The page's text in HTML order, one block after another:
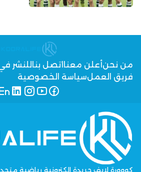
من نحنأعلن معنا اتصل بنا للنشر
فريق العملسياسة الخصوصية
كووورة لايف جريدة إلكترونية رياضية